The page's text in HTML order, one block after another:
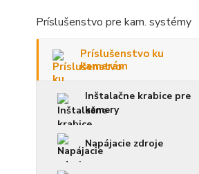
Príslušenstvo pre kam. systémy
Príslušenstvo ku
kamerám
Inštalačne krabice pre
kamery
Napájacie zdroje